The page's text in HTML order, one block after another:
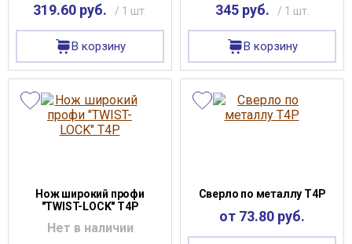
319.60 руб. / 1 шт.
В корзину
345 руб. / 1 шт.
В корзину
Нож широкий профи
"TWIST-LOCK" T4P
Нет в наличии
Сверло по металлу Т4Р
от 73.80 руб.